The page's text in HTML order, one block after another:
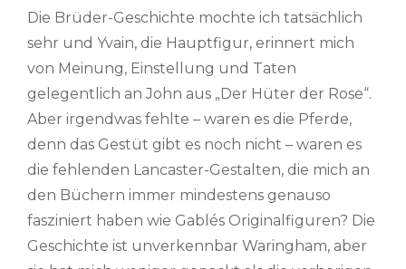
Die Brüder-Geschichte mochte ich tatsächlich
sehr und Yvain, die Hauptfigur, erinnert mich
von Meinung, Einstellung und Taten
gelegentlich an John aus „Der Hüter der Rose“.
Aber irgendwas fehlte – waren es die Pferde,
denn das Gestüt gibt es noch nicht – waren es
die fehlenden Lancaster-Gestalten, die mich an
den Büchern immer mindestens genauso
fasziniert haben wie Gablés Originalfiguren? Die
Geschichte ist unverkennbar Waringham, aber